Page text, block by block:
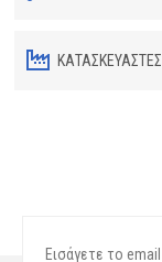
ΚΑΤΑΣΚΕΥΑΣΤΈΣ